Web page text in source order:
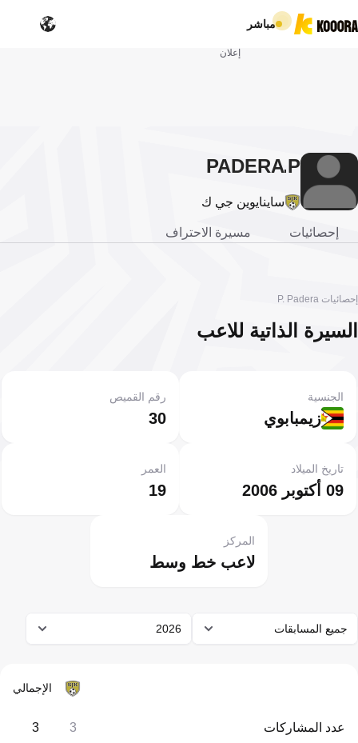
مباشر
إعلان
P.
PADERA
ساينايوين جي ك
إحصائيات مسيرة الاحتراف
إحصائيات P. Padera
السيرة الذاتية للاعب
زيمبابوي
الجنسية
30
رقم القميص
09 أكتوبر 2006
تاريخ الميلاد
19
العمر
لاعب خط وسط
المركز
جميع المسابقات 2026
الإجمالي
عدد المشاركات 3
3